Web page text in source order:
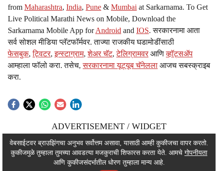
from Maharashtra, India, Pune & Mumbai at Sarkarnama. To Get
Live Political Marathi News on Mobile, Download the
Sarkarnama Mobile App forAndroid and IOS. सरकारनामा आता
सर्व सोशल मीडिया प्लॅटफॉर्मवर. ताज्या राजकीय घडामोडींसाठी
फेसबुक,ट्विटर,इन्स्टाग्राम,शेअर चॅट,टेलिग्रामवर आणिव्हॉट्सॲप
आम्हाला फॉलो करा. तसेच,सरकारनामा यूट्यूब चॅनेलला आजच सबस्क्राइब
करा.
ADVERTISEMENT / WIDGET
ADVERTISEMENT / WIDGET
ADVERTISEMENT / WIDGET
वेबसाईटवर ब्राउझिंगचा अनुभव सर्वोत्तम असावा, यासाठी आम्ही कुकीजचा वापर करतो.
कुकीजमुळे तुम्हाला तुमच्या आवडत्या मजकुराची शिफारस करता येते. आमचे गोपनीयता
आणि कुकीजसंदर्भातील धोरण तुम्हाला मान्य आहे.